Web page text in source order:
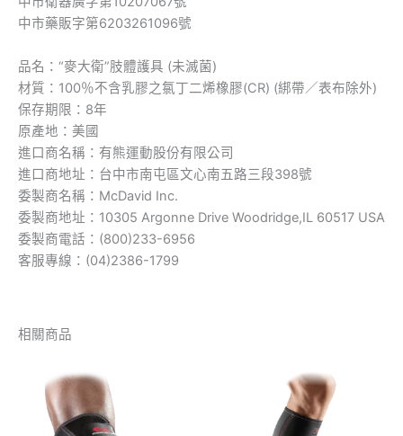
中市藥販字第6203261096號
品名：“麥大衛”肢體護具 (未滅菌)
材質：100％不含乳膠之氯丁二烯橡膠(CR) (綁帶／表布除外)
保存期限：8年
原產地：美國
進口商名稱：有熊運動股份有限公司
進口商地址：台中市南屯區文心南五路三段398號
委製商名稱：McDavid Inc.
委製商地址：10305 Argonne Drive Woodridge,IL 60517 USA
委製商電話：(800)233-6956
客服專線：(04)2386-1799
相關商品